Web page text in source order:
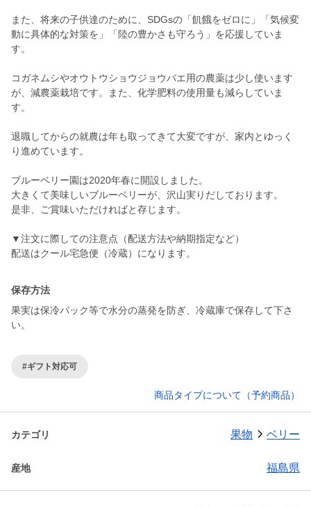
また、将来の子供達のために、SDGsの「飢餓をゼロに」「気候変
動に具体的な対策を」「陸の豊かさも守ろう」を応援していま
す。
コガネムシやオウトウショウジョウバエ用の農薬は少し使います
が、減農薬栽培です。また、化学肥料の使用量も減らしていま
す。
退職してからの就農は年も取ってきて大変ですが、家内とゆっく
り進めています。
ブルーベリー園は2020年春に開設しました。
大きくて美味しいブルーベリーが、沢山実りだしております。
是非、ご賞味いただければと存じます。
▼注文に際しての注意点（配送方法や納期指定など）
配送はクール宅急便（冷蔵）になります。
保存方法
果実は保冷バック等で水分の蒸発を防ぎ、冷蔵庫で保存して下さ
い。
#ギフト対応可
商品タイプについて（予約商品）
カテゴリ 果物 ベリー
産地 福島県